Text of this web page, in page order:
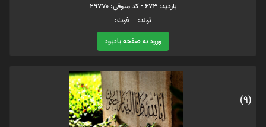
بازدید: 673 - کد متوفی: 29770
تولد: فوت:
ورود به صفحه یادبود
(9)